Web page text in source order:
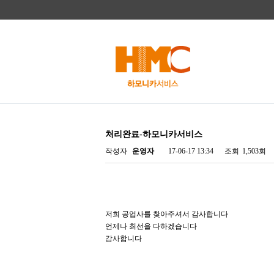
처리완료-하모니카서비스
작성자 운영자 17-06-17 13:34 조회 1,503회
저희 공업사를 찾아주셔서 감사합니다
언제나 최선을 다하겠습니다
감사합니다